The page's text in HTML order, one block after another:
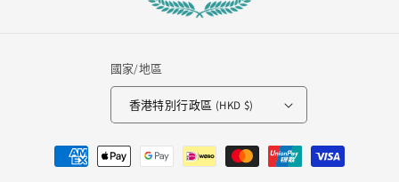
國家/地區
香港特別行政區 (HKD $)
付
款